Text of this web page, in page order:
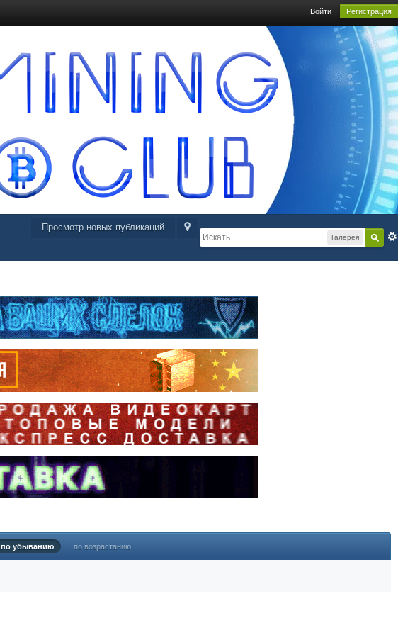
Войти Регистрация
Галерея
Просмотр новых публикаций
по убыванию по возрастанию